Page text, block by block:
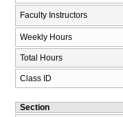
Faculty Instructors
Weekly Hours
Total Hours
Class ID
Section